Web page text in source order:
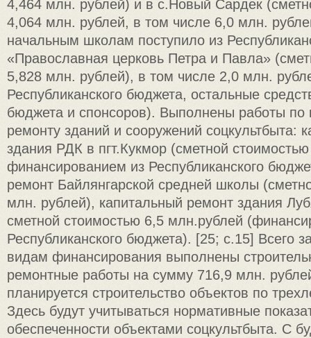
4,464 млн. рублей) и в с.Новый Сардек
4,064 млн. рублей, в том числе 6,0 млн.
начальным школам поступило из
«Православная церковь Петра и Павла»
5,828 млн. рублей), в том числе 2,0 млн.
Республиканского бюджета, остальные
бюджета и спонсоров). Выполнены работы по
ремонту зданий и сооружений соцкультбыта:
здания РДК в пгт.Кукмор (сметной
финансированием из Республиканского
ремонт Байлянгарской средней школы
млн. рублей), капитальный ремонт здания
сметной стоимостью 6,5 млн.рублей
Республиканского бюджета). [25; с.15] Всего
видам финансирования выполнены
ремонтные работы на сумму 716,9 млн.
планируется строительство объектов по
Здесь будут учитываться нормативные
обеспеченности объектами соцкультбыта. С